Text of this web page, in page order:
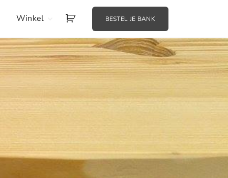
Winkel
Aankoop herroepen
BESTEL JE BANK